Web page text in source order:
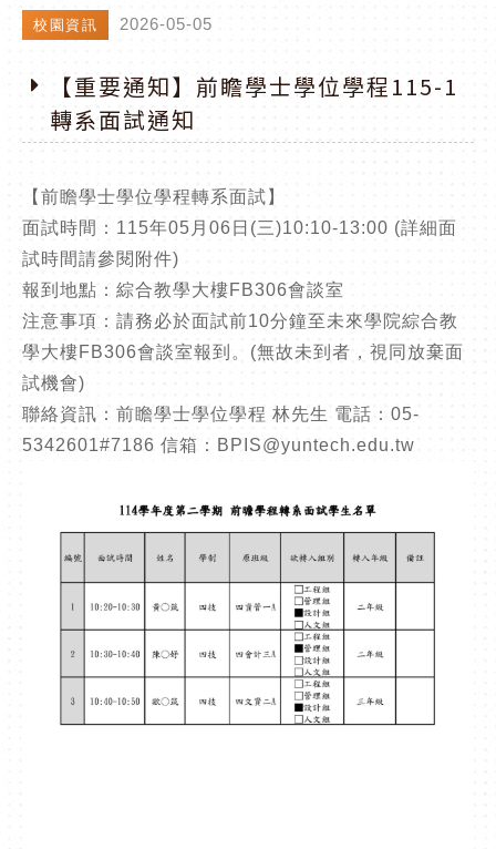
校園資訊 2026-05-05
【重要通知】前瞻學士學位學程115-1
轉系面試通知
【前瞻學士學位學程轉系面試】
面試時間：115年05月06日(三)10:10-13:00 (詳細面
試時間請參閱附件)
報到地點：綜合教學大樓FB306會談室
注意事項：請務必於面試前10分鐘至未來學院綜合教
學大樓FB306會談室報到。(無故未到者，視同放棄面
試機會)
聯絡資訊：前瞻學士學位學程 林先生 電話：05-
5342601#7186 信箱：BPIS@yuntech.edu.tw